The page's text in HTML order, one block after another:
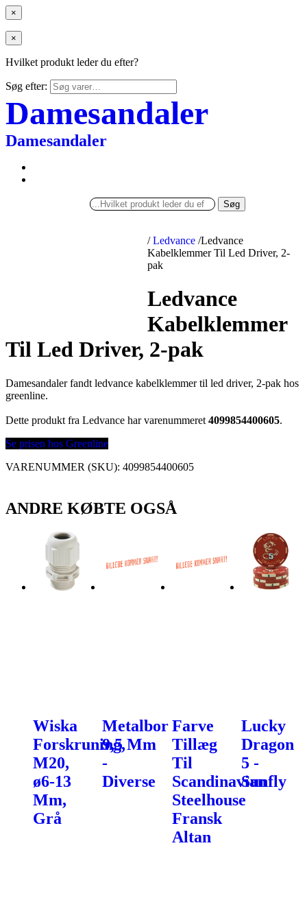
×
×
Hvilket produkt leder du efter?
Søg efter:
Damesandaler
Damesandaler
Søg
/ Ledvance /Ledvance
Kabelklemmer Til Led Driver, 2-
pak
Ledvance
Kabelklemmer
Til Led Driver, 2-pak
Damesandaler fandt ledvance kabelklemmer til led driver, 2-pak hos
greenline.
Dette produkt fra Ledvance har varenummeret 4099854400605.
Se prisen hos Greenline
VARENUMMER (SKU): 4099854400605
ANDRE KØBTE OGSÅ
Wiska
Forskruning,
M20,
ø6-13
Mm,
Grå
Metalbor
9,5 Mm
-
Diverse
Farve
Tillæg
Til
Scandinavian
Steelhouse
Fransk
Altan
Lucky
Dragon
5 -
Sunfly